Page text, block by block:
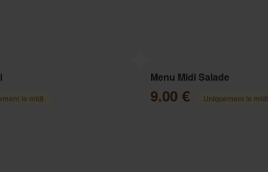
le midi
Menu Midi Salade
9.00 € Uniquement le midi